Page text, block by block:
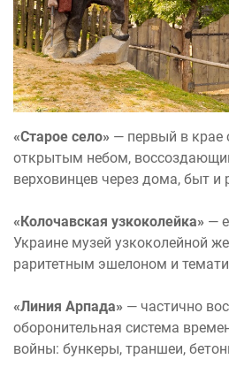
«Старое село» — первый в крае
открытым небом,
верховинцев через дома, быт и
«Колочавская узкоколейка» —
Украине музей узкоколейной
раритетным эшелоном и
«Линия Арпада» — частично
оборонительная система
войны: бункеры, траншеи,